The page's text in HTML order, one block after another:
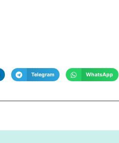
Telegram WhatsApp